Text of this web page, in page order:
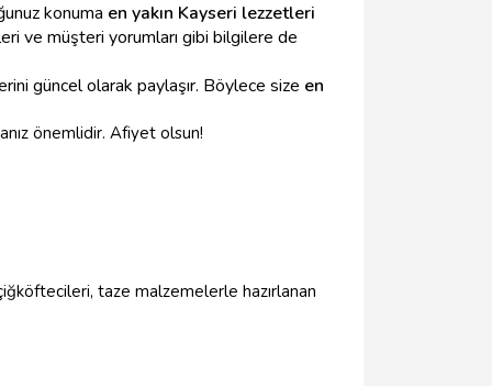
konuma en yakın Kayseri lezzetleri
ve müşteri yorumları gibi bilgilere de
güncel olarak paylaşır. Böylece size en
önemlidir. Afiyet olsun!
taze malzemelerle hazırlanan